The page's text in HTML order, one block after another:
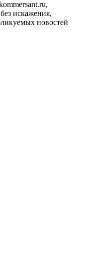
искажения,
новостей